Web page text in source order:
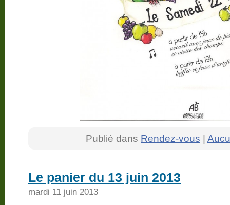
Publié dans Rendez-vous |
Le panier du 13 juin 2013
mardi 11 juin 2013